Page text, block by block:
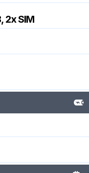
2x SIM